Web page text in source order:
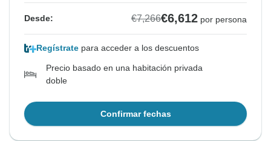
Desde: €7,266€6,612 por persona
Regístrate para acceder a los descuentos
Precio basado en una habitación privada
doble
Confirmar fechas